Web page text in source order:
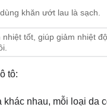
khăn ướt lau là sạch.
tốt, giúp giảm nhiệt
tô:
nhau, mỗi loại